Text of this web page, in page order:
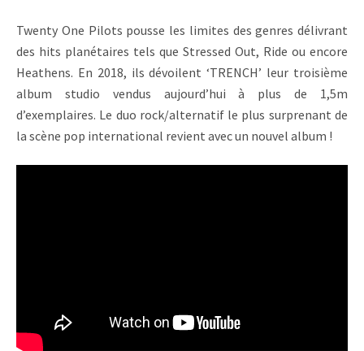
Twenty One Pilots pousse les limites des genres délivrant
des hits planétaires tels que Stressed Out, Ride ou encore
Heathens. En 2018, ils dévoilent ‘TRENCH’ leur troisième
album studio vendus aujourd’hui à plus de 1,5m
d’exemplaires. Le duo rock/alternatif le plus surprenant de
la scène pop international revient avec un nouvel album !